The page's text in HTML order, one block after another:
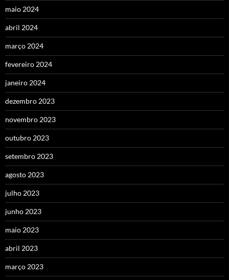
maio 2024
abril 2024
março 2024
fevereiro 2024
janeiro 2024
dezembro 2023
novembro 2023
outubro 2023
setembro 2023
agosto 2023
julho 2023
junho 2023
maio 2023
abril 2023
março 2023